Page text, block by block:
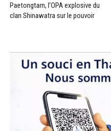
Paetongtarn, l’OPA explosive du
clan Shinawatra sur le pouvoir